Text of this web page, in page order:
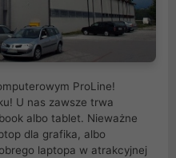
ProLine!
U nas zawsze trwa
albo tablet. Nieważne
dla grafika, albo
laptopa w atrakcyjnej